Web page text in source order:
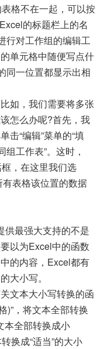
格不在一起，可以按
的标题栏上的名
行对工作组的编辑工
单元格中随便写点什
同一位置都显示出相
如，我们需要将多张
怎么办呢?首先，我
击“编辑”菜单的“填
工作表”。这时，
，在这里我们选
有表格该位置的数据
供最强大支持的不是
以为Excel中的函数
的内容，Excel都有
大小写。
文本大小写转换的函
)”，将文本全部转换
本全部转换成小
换成“适当”的大小